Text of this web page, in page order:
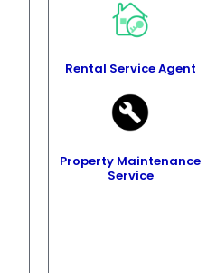
Rental Service Agent
Property Maintenance
Service